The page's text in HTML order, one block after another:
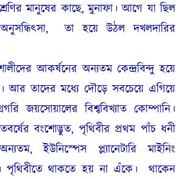
মানুষের কাছে, মুনাফা। আগে যা ছিল
তা হয়ে উঠল দখলদারির
আকর্ষনের অন্যতম কেন্দ্রবিন্দু হয়ে
আর তাদের মধ্যে দৌড়ে সবচেয়ে এগিয়ে
জয়সোয়ালের বিশ্ববিখ্যাত কোম্পানি।
বংশোদ্ভুত, পৃথিবীর প্রথম পাঁচ ধনী
ইউনিস্পেস প্ল্যানেটারি মাইনিং
পৃথিবীতে থাকতে হয় না এঁকে।
থাকেন